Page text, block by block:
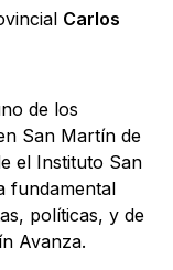
Carlos
de los
San Martín de
el Instituto San
fundamental
políticas, y de
Avanza.